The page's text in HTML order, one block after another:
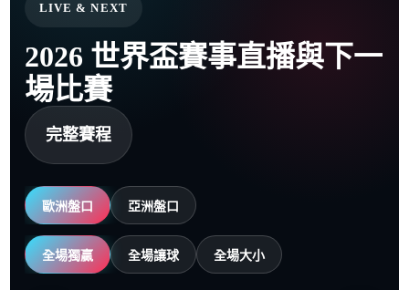
LIVE & NEXT
2026 世界盃賽事直播與下一
場比賽
完整賽程
歐洲盤口 亞洲盤口
全場獨贏 全場讓球 全場大小